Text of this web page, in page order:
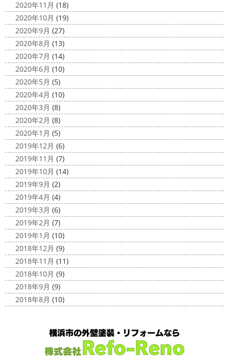
2020年11月 (18)
2020年10月 (19)
2020年9月 (27)
2020年8月 (13)
2020年7月 (14)
2020年6月 (10)
2020年5月 (5)
2020年4月 (10)
2020年3月 (8)
2020年2月 (8)
2020年1月 (5)
2019年12月 (6)
2019年11月 (7)
2019年10月 (14)
2019年9月 (2)
2019年4月 (4)
2019年3月 (6)
2019年2月 (7)
2019年1月 (10)
2018年12月 (9)
2018年11月 (11)
2018年10月 (9)
2018年9月 (9)
2018年8月 (10)